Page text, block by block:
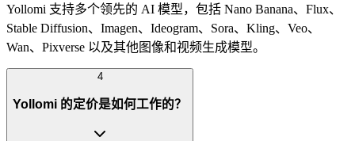
Yollomi 支持多个领先的 AI 模型，包括 Nano Banana、Flux、
Stable Diffusion、Imagen、Ideogram、Sora、Kling、Veo、
Wan、Pixverse 以及其他图像和视频生成模型。
4
Yollomi 的定价是如何工作的？